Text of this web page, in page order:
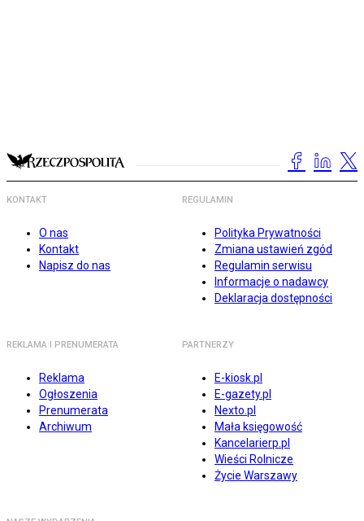
KONTAKT
O nas
Kontakt
Napisz do nas
REGULAMIN
Polityka Prywatności
Zmiana ustawień zgód
Regulamin serwisu
Informacje o nadawcy
Deklaracja dostępności
REKLAMA I PRENUMERATA
Reklama
Ogłoszenia
Prenumerata
Archiwum
PARTNERZY
E-kiosk.pl
E-gazety.pl
Nexto.pl
Mała księgowość
Kancelarierp.pl
Wieści Rolnicze
Życie Warszawy